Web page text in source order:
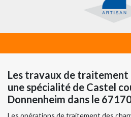
Les travaux de traitement
une spécialité de Castel
Donnenheim dans le
Les opérations de traitement des